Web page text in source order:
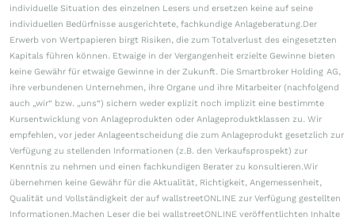
individuelle Situation des einzelnen Lesers und ersetzen keine auf seine
individuellen Bedürfnisse ausgerichtete, fachkundige Anlageberatung.Der
Erwerb von Wertpapieren birgt Risiken, die zum Totalverlust des eingesetzten
Kapitals führen können. Etwaige in der Vergangenheit erzielte Gewinne bieten
keine Gewähr für etwaige Gewinne in der Zukunft. Die Smartbroker Holding AG,
ihre verbundenen Unternehmen, ihre Organe und ihre Mitarbeiter (nachfolgend
auch „wir“ bzw. „uns“) sichern weder explizit noch implizit eine bestimmte
Kursentwicklung von Anlageprodukten oder Anlageproduktklassen zu. Wir
empfehlen, vor jeder Anlageentscheidung die zum Anlageprodukt gesetzlich zur
Verfügung zu stellenden Informationen (z.B. den Verkaufsprospekt) zur
Kenntnis zu nehmen und einen fachkundigen Berater zu konsultieren.Wir
übernehmen keine Gewähr für die Aktualität, Richtigkeit, Angemessenheit,
Qualität und Vollständigkeit der auf wallstreetONLINE zur Verfügung gestellten
Informationen.Machen Leser die bei wallstreetONLINE veröffentlichten Inhalte